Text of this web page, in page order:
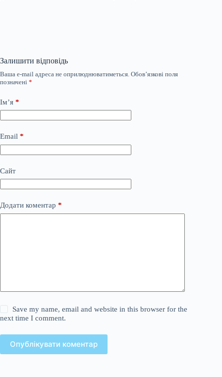
Залишити відповідь
Ваша e-mail адреса не оприлюднюватиметься. Обов’язкові поля
позначені *
Ім’я *
Email *
Сайт
Додати коментар *
Save my name, email and website in this browser for the
next time I comment.
Опублікувати коментар